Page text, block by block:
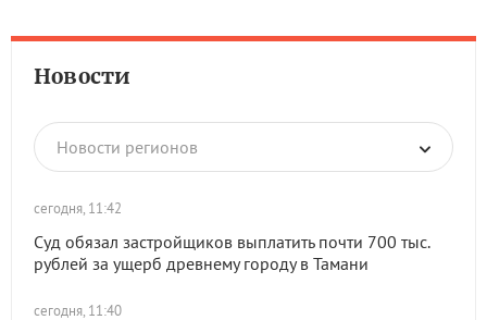
Новости
Новости регионов
сегодня, 11:42
Суд обязал застройщиков выплатить почти 700 тыс.
рублей за ущерб древнему городу в Тамани
сегодня, 11:40